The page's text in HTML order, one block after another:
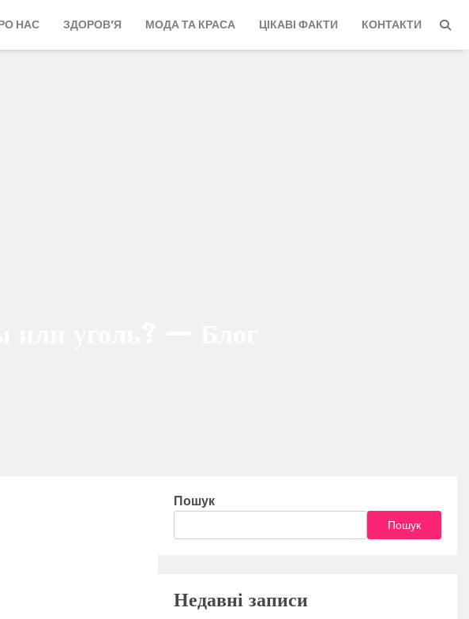
НАС ЗДОРОВ’Я МОДА ТА КРАСА ЦІКАВІ ФАКТИ КОНТАКТИ
уголь? — Блог
Пошук
Пошук
Недавні записи